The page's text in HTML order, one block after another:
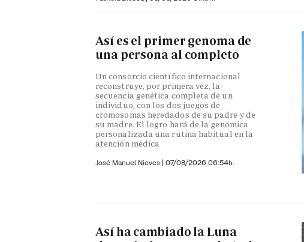
Así es el primer genoma de
una persona al completo
Un consorcio científico internacional
reconstruye, por primera vez, la
secuencia genética completa de un
individuo, con los dos juegos de
cromosomas heredados de su padre y de
su madre. El logro hará de la genómica
personalizada una rutina habitual en la
atención médica
José Manuel Nieves | 07/08/2026 06:54h.
Así ha cambiado la Luna